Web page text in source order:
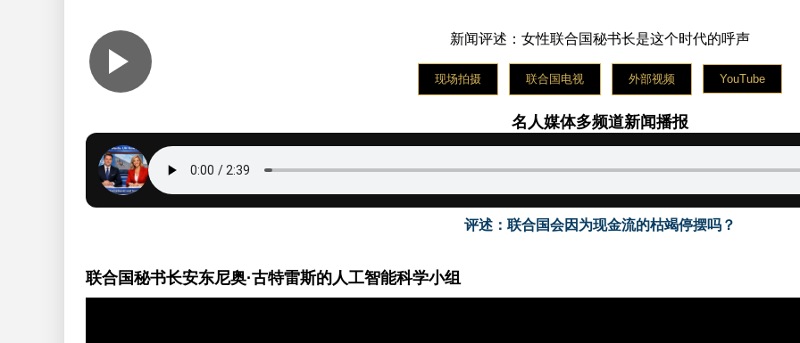
La plataforma de medios de celebridades transmite noticias el sábado
新闻评述：女性联合国秘书长是这个时代的呼声
现场拍摄 联合国电视 外部视频 YouTube
名人媒体多频道新闻播报
评述：联合国会因为现金流的枯竭停摆吗？
联合国秘书长安东尼奥·古特雷斯的人工智能科学小组